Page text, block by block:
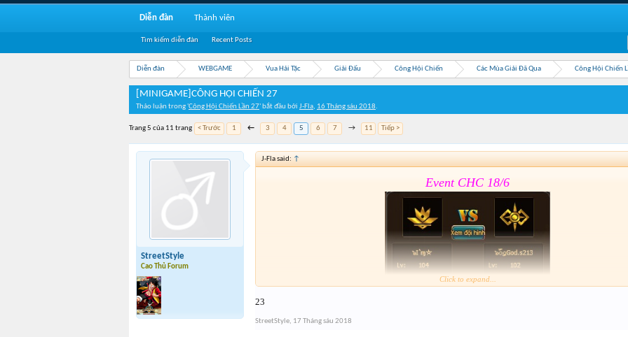
Diễn đàn WEBGAME Vua Hải Tặc Giải Đấu Công Hội Chiến Các Mùa Giải Đã Qua Công Hội Chiến
[MINIGAME]CÔNG HỘI CHIẾN 27
Thảo luận trong 'Công Hội Chiến Lần 27' bắt đầu bởi J-Fla, 16 Tháng sáu 2018.
Trang 5 của 11 trang < Trước 1 ← 3 4 5 6 7 → 11 Tiếp >
StreetStyle
Cao Thủ Forum
J-Fla said: ↑
Event CHC 18/6
Click to expand...
23
StreetStyle, 17 Tháng sáu 2018
Diễn đàn
Tìm kiếm diễn đàn Recent Posts
Thành viên